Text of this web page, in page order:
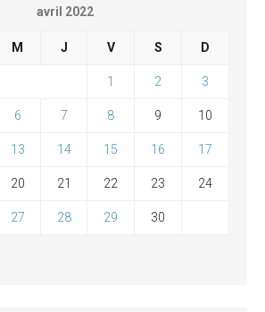
avril 2022
M J V S D
1 2 3
6 7 8 9 10
13 14 15 16 17
20 21 22 23 24
27 28 29 30